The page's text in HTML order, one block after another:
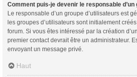
Comment puis-je devenir le responsable d’un
Le responsable d’un groupe d’utilisateurs est
les groupes d’utilisateurs sont initialement
forum. Si vous êtes intéressé par la création
premier contact devrait être un administrateur.
envoyant un message privé.
Haut